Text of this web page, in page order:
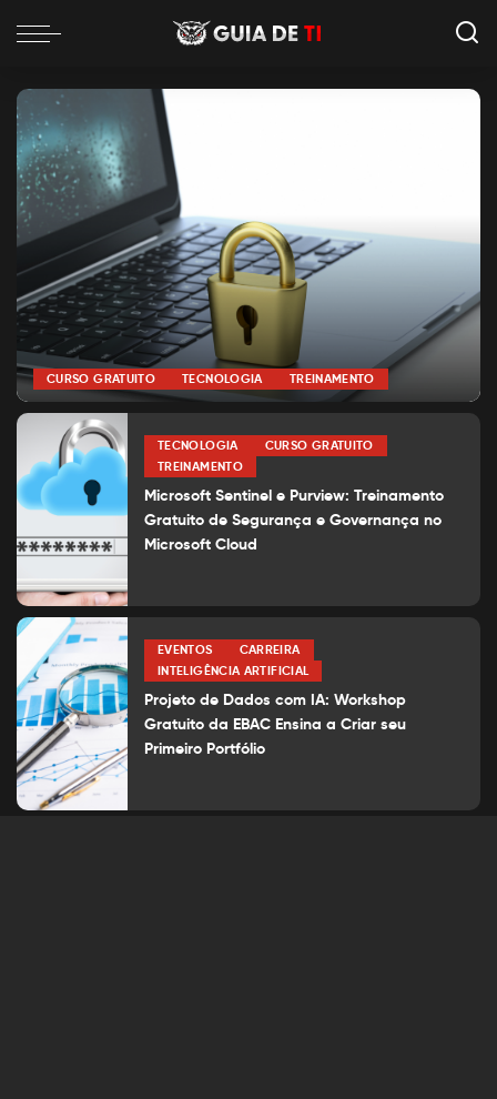
CURSO GRATUITO TECNOLOGIA TREINAMENTO
Posted
por Alexia Silva
TECNOLOGIA
CURSO GRATUITO
TREINAMENTO
Microsoft Sentinel e Purview: Treinamento
Gratuito de Segurança e Governança no
Microsoft Cloud
EVENTOS
CARREIRA
INTELIGÊNCIA ARTIFICIAL
Projeto de Dados com IA: Workshop
Gratuito da EBAC Ensina a Criar seu
Primeiro Portfólio